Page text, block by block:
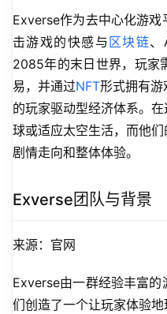
Exverse作为去中心化游
击游戏的快感与 区块链、
2085年的末日世界，玩家
易，并通过NFT形式拥有
的玩家驱动型经济体系。
球或适应太空生活，而他
剧情走向和整体体验。
Exverse团队与背景
来源：官网
Exverse由一群经验丰富
们创造了一个让玩家体验